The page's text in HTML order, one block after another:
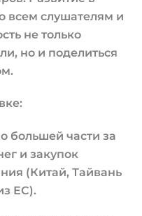
всем слушателям и
не только
но и поделиться
большей части за
и закупок
(Китай, Тайвань
ЕС).